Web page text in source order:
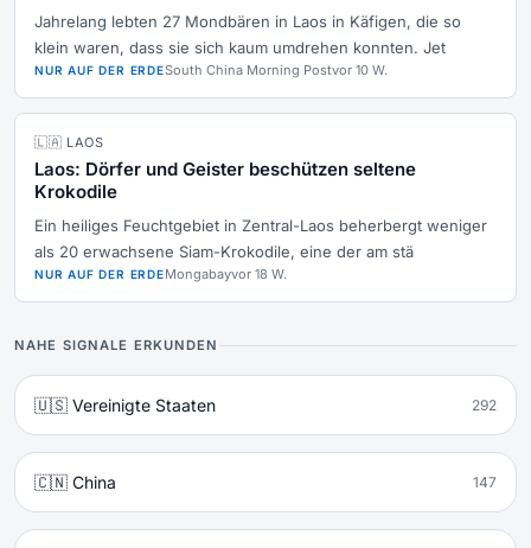
Jahrelang lebten 27 Mondbären in Laos in Käfigen, die so
klein waren, dass sie sich kaum umdrehen konnten. Jet
NUR AUF DER ERDESouth China Morning Postvor 10 W.
🇱🇦 LAOS
Laos: Dörfer und Geister beschützen seltene
Krokodile
Ein heiliges Feuchtgebiet in Zentral-Laos beherbergt weniger
als 20 erwachsene Siam-Krokodile, eine der am stä
NUR AUF DER ERDEMongabayvor 18 W.
NAHE SIGNALE ERKUNDEN
🇺🇸 Vereinigte Staaten 292
🇨🇳 China 147